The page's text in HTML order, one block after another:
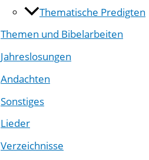
Thematische Predigten
Themen und Bibelarbeiten
Jahreslosungen
Andachten
Sonstiges
Lieder
Verzeichnisse